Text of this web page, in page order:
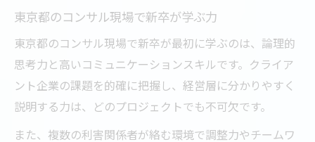
東京都のコンサル現場で新卒が学ぶ力
東京都のコンサル現場で新卒が最初に学ぶのは、論理的
思考力と高いコミュニケーションスキルです。クライア
ント企業の課題を的確に把握し、経営層に分かりやすく
説明する力は、どのプロジェクトでも不可欠です。
また、複数の利害関係者が絡む環境で調整力やチームワ